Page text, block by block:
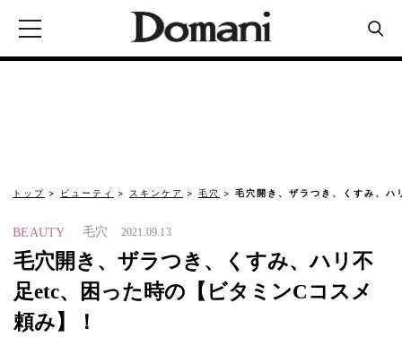
トップ ビューティ スキンケア 毛穴 毛穴開き、ザラつき、くすみ、
BEAUTY 毛穴 2021.09.13
毛穴開き、ザラつき、くすみ、ハリ不
足etc、困った時の【ビタミンCコスメ
頼み】！